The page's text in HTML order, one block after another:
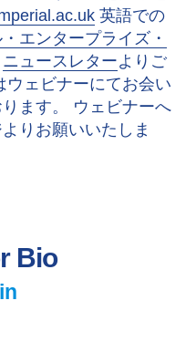
英語での
エンタープライズ・
ニュースレターよりご
ウェビナーにてお会い
ます。 ウェビナーへ
りお願いいたしま
Bio